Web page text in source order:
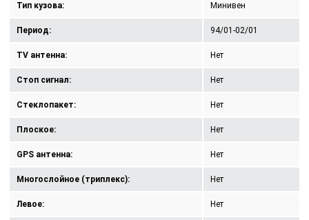
Тип кузова: Минивен
Период: 94/01-02/01
TV антенна: Нет
Стоп сигнал: Нет
Стеклопакет: Нет
Плоское: Нет
GPS антенна: Нет
Многослойное (триплекс): Нет
Левое: Нет